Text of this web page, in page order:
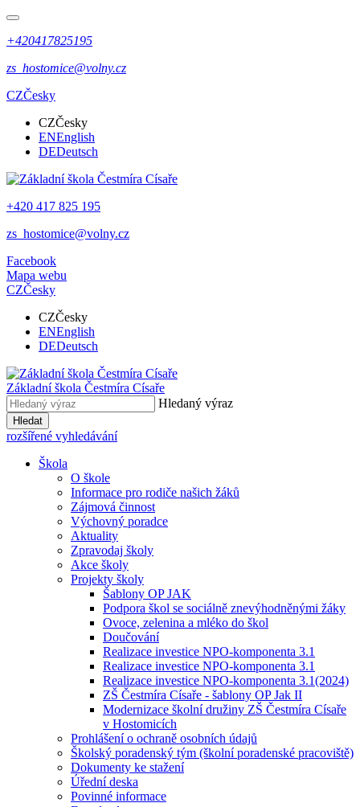
+420417825195
zs_hostomice@volny.cz
CZČesky
CZČesky
ENEnglish
DEDeutsch
+420 417 825 195
zs_hostomice@volny.cz
Facebook
Mapa webu
CZČesky
CZČesky
ENEnglish
DEDeutsch
Základní škola Čestmíra Císaře
Hledaný výraz
Hledat
rozšířené vyhledávání
Škola
O škole
Informace pro rodiče našich žáků
Zájmová činnost
Výchovný poradce
Aktuality
Zpravodaj školy
Akce školy
Projekty školy
Šablony OP JAK
Podpora škol se sociálně znevýhodněnými žáky
Ovoce, zelenina a mléko do škol
Doučování
Realizace investice NPO-komponenta 3.1
Realizace investice NPO-komponenta 3.1
Realizace investice NPO-komponenta 3.1(2024)
ZŠ Čestmíra Císaře - šablony OP Jak II
Modernizace školní družiny ZŠ Čestmíra Císaře
v Hostomicích
Prohlášení o ochraně osobních údajů
Školský poradenský tým (školní poradenské pracoviště)
Dokumenty ke stažení
Úřední deska
Povinné informace